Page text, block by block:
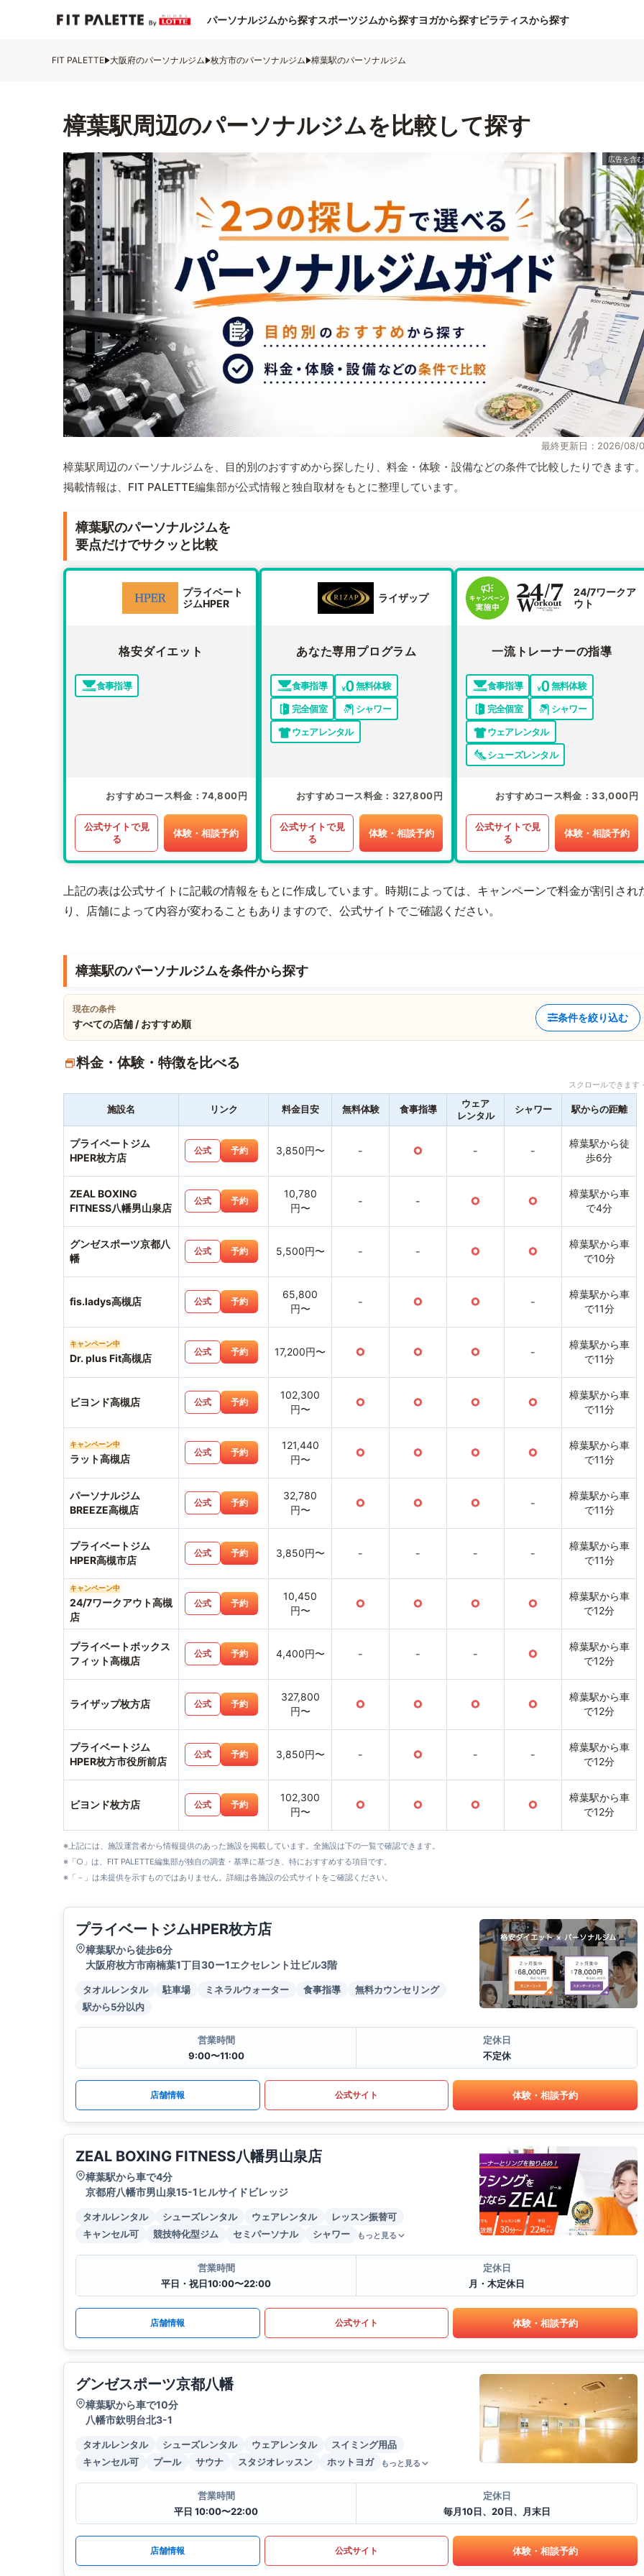
パーソナルジムから探すスポーツジムから探すヨガから探すピラティスから探す
FIT PALETTE 大阪府のパーソナルジム 枚方市のパーソナルジム 樟葉駅のパーソナルジム
樟葉駅周辺のパーソナルジムを比較して探す
最終更新日：2026/08/
樟葉駅周辺のパーソナルジムを、目的別のおすすめから探したり、料金・体験・設備などの条件で比較したりできます
掲載情報は、FIT PALETTE編集部が公式情報と独自取材をもとに整理しています。
樟葉駅のパーソナルジムを
要点だけでサクッと比較
プライベート
ジムHPER
格安ダイエット
食事指導
おすすめコース料金 74,800円
公式サイトで見
る
体験・相談予約
ライザップ
あなた専用プログラム
食事指導
無料体験
完全個室
シャワー
ウェアレンタル
おすすめコース料金 327,800円
公式サイトで見
る
体験・相談予約
24/7ワークア
ウト
一流トレーナーの指導
食事指導
無料体験
完全個室
シャワー
ウェアレンタル
シューズレンタル
おすすめコース料金 33,000円
公式サイトで見
る
体験・相談予約
上記の表は公式サイトに記載の情報をもとに作成しています。時期によっては、キャンペーンで料金が割引され
り、店舗によって内容が変わることもありますので、公式サイトでご確認ください。
樟葉駅のパーソナルジムを条件から探す
現在の条件
すべての店舗 / おすすめ順
条件を絞り込む
料金・体験・特徴を比べる
スクロールできま
施設名 リンク 料金目安 無料体験 食事指導
ウェア
レンタル
シャワー 駅からの距離
プライベートジム
HPER枚方店
公式 予約 3,850円〜 - ○ - -
樟葉駅から徒
歩6分
ZEAL BOXING
FITNESS八幡男山泉店
公式 予約
10,780
円〜
- - ○ ○
樟葉駅から車
で4分
グンゼスポーツ京都八
幡
公式 予約 5,500円〜 - - ○ ○
樟葉駅から車
で10分
fis.ladys高槻店 公式 予約
65,800
円〜
- ○ ○ -
樟葉駅から車
で11分
キャンペーン中
Dr. plus Fit高槻店
公式 予約 17,200円〜 ○ ○ ○ -
樟葉駅から車
で11分
ビヨンド高槻店 公式 予約
102,300
円〜
○ ○ ○ ○
樟葉駅から車
で11分
キャンペーン中
ラット高槻店
公式 予約
121,440
円〜
○ ○ ○ ○
樟葉駅から車
で11分
パーソナルジム
BREEZE高槻店
公式 予約
32,780
円〜
○ ○ ○ -
樟葉駅から車
で11分
プライベートジム
HPER高槻市店
公式 予約 3,850円〜 - - - -
樟葉駅から車
で11分
キャンペーン中
24/7ワークアウト高槻
店
公式 予約
10,450
円〜
○ ○ ○ ○
樟葉駅から車
で12分
プライベートボックス
フィット高槻店
公式 予約 4,400円〜 - - - ○
樟葉駅から車
で12分
ライザップ枚方店 公式 予約
327,800
円〜
○ ○ ○ ○
樟葉駅から車
で12分
プライベートジム
HPER枚方市役所前店
公式 予約 3,850円〜 - ○ - -
樟葉駅から車
で12分
ビヨンド枚方店 公式 予約
102,300
円〜
○ ○ ○ ○
樟葉駅から車
で12分
※上記には、施設運営者から情報提供のあった施設を掲載しています。全施設は下の一覧で確認できます。
※「○」は、FIT PALETTE編集部が独自の調査・基準に基づき、特におすすめする項目です。
※「－」は未提供を示すものではありません。詳細は各施設の公式サイトをご確認ください。
プライベートジムHPER枚方店
樟葉駅から徒歩6分
大阪府枚方市南楠葉1丁目30ー1エクセレント辻ビル3階
タオルレンタル 駐車場 ミネラルウォーター 食事指導
無料カウンセリング
駅から5分以内
営業時間
9:00〜11:00
定休日
不定休
店舗情報 公式サイト 体験・相談予約
ZEAL BOXING FITNESS八幡男山泉店
樟葉駅から車で4分
京都府八幡市男山泉15-1ヒルサイドビレッジ
タオルレンタル シューズレンタル ウェアレンタル
レッスン振替可
キャンセル可
競技特化型ジム セミパーソナル シャワー もっと見る
営業時間
平日・祝日10:00〜22:00
定休日
月・木定休日
店舗情報 公式サイト 体験・相談予約
グンゼスポーツ京都八幡
樟葉駅から車で10分
八幡市欽明台北3-1
タオルレンタル シューズレンタル ウェアレンタル
スイミング用品
キャンセル可
プール サウナ スタジオレッスン ホットヨガ もっと見る
営業時間
平日 10:00〜22:00
定休日
毎月10日、20日、月末日
店舗情報 公式サイト 体験・相談予約